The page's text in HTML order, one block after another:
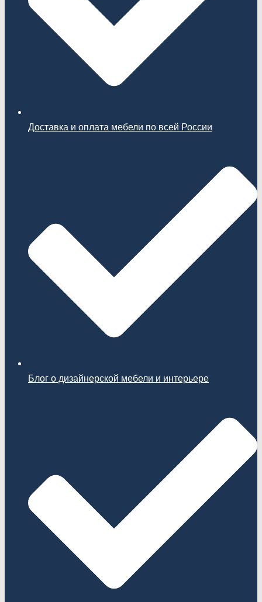
Доставка и оплата мебели по всей России
Блог о дизайнерской мебели и интерьере